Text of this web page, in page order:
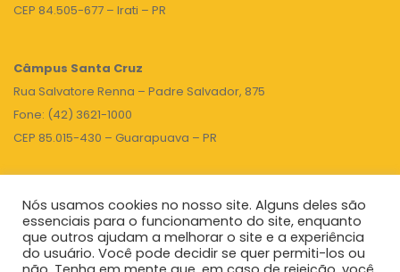
CEP 84.505-677 – Irati – PR
Câmpus Santa Cruz
Rua Salvatore Renna – Padre Salvador, 875
Fone: (42) 3621-1000
CEP 85.015-430 – Guarapuava – PR
TOPO
Nós usamos cookies no nosso site. Alguns deles são
essenciais para o funcionamento do site, enquanto
que outros ajudam a melhorar o site e a experiência
do usuário. Você pode decidir se quer permiti-los ou